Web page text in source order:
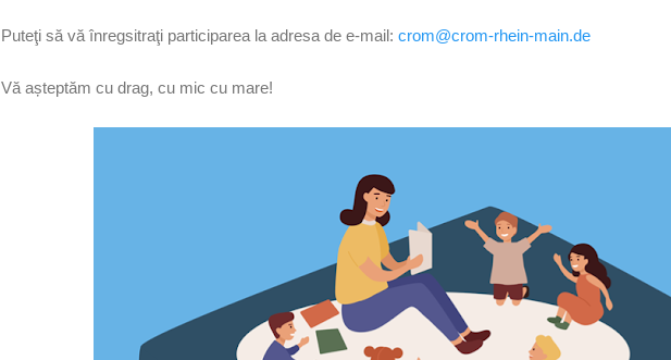
Puteţi să vă înregsitraţi participarea la adresa de e-mail: crom@crom-rhein-main.de
Vă așteptăm cu drag, cu mic cu mare!